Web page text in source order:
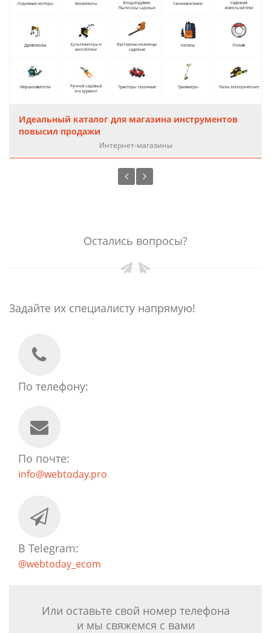
Идеальный каталог для магазина инструментов
повысил продажи
Интернет-магазины
Остались вопросы?
Задайте их специалисту напрямую!
По телефону:
По почте:
info@webtoday.pro
В Telegram:
@webtoday_ecom
Или оставьте свой номер телефона
и мы свяжемся с вами